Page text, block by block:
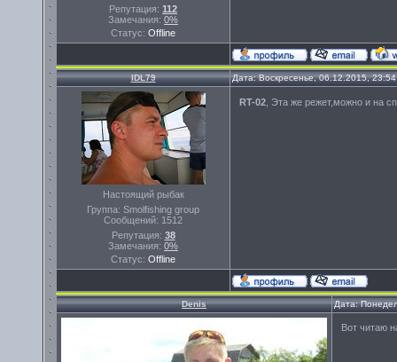
Репутация: 112
Замечания: 0%
Статус: Offline
IDL79 Дата: Воскресенье, 06.12.2015,
Настоящий рыбак
Группа: Smolfishing group
Сообщений: 1512
Репутация: 38
Замечания: 0%
Статус: Offline
RT-02 , Эта же режет,можно и на
Denis Дата:
Вот читаю